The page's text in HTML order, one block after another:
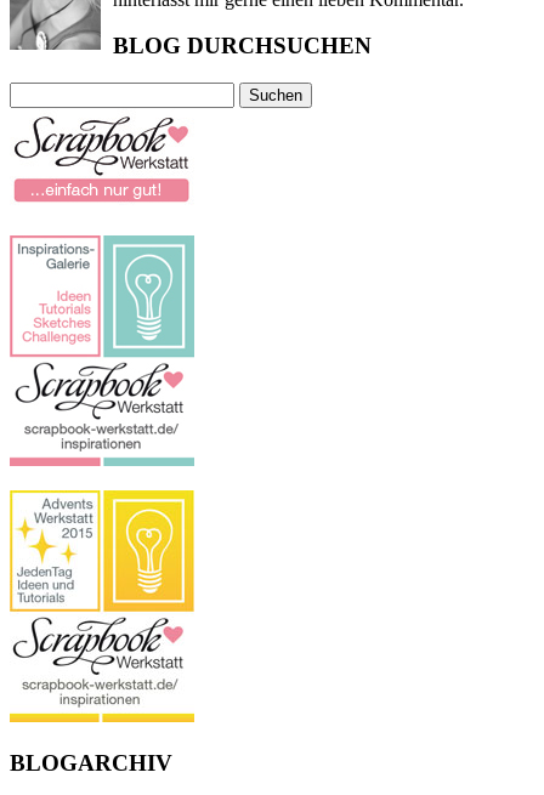
BLOG DURCHSUCHEN
nach:
BLOGARCHIV